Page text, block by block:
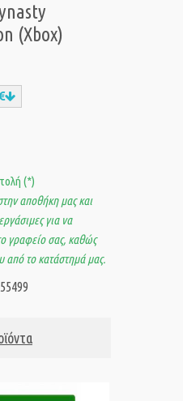
(Xbox)
(*)
αποθήκη μας και
για να
γραφείο σας, καθώς
από το κατάστημά μας.